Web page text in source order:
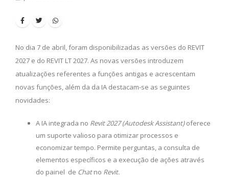
No dia 7 de abril, foram disponibilizadas as versões do REVIT
2027 e do REVIT LT 2027. As novas versões introduzem
atualizações referentes a funções antigas e acrescentam
novas funções, além da da IA destacam-se as seguintes
novidades:
A IA integrada no Revit 2027 (Autodesk Assistant)oferece
um suporte valioso para otimizar processos e
economizar tempo. Permite perguntas, a consulta de
elementos específicos e a execução de ações através
do painel de Chatno Revit.